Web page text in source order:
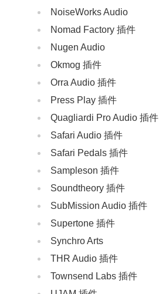
NoiseWorks Audio
Nomad Factory 插件
Nugen Audio
Okmog 插件
Orra Audio 插件
Press Play 插件
Quagliardi Pro Audio 插件
Safari Audio 插件
Safari Pedals 插件
Sampleson 插件
Soundtheory 插件
SubMission Audio 插件
Supertone 插件
Synchro Arts
THR Audio 插件
Townsend Labs 插件